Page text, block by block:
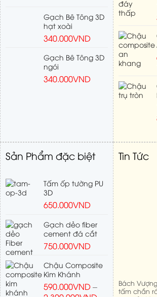
Gạch Bê Tông 3D
hạt xoài
340.000VND
Gạch Bê Tông 3D
ngói
340.000VND
Sản Phẩm đặc biệt
Tấm ốp tường PU
3D
650.000VND
Gạch dẻo fiber
cement đá cắt
750.000VND
Chậu Composite
Kim Khánh
590.000VND–
Tin Tức
Bách
tấm chắn